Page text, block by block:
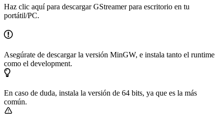
Haz clic aquí para descargar GStreamer para escritorio en tu
portátil/PC.
Asegúrate de descargar la versión MinGW, e instala tanto el runtime
como el development.
En caso de duda, instala la versión de 64 bits, ya que es la más
común.